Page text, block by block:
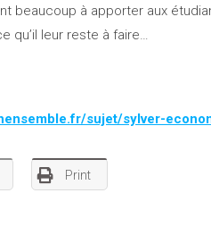
beaucoup à apporter aux
qu’il leur reste à faire…
sujet/sylver-
Print